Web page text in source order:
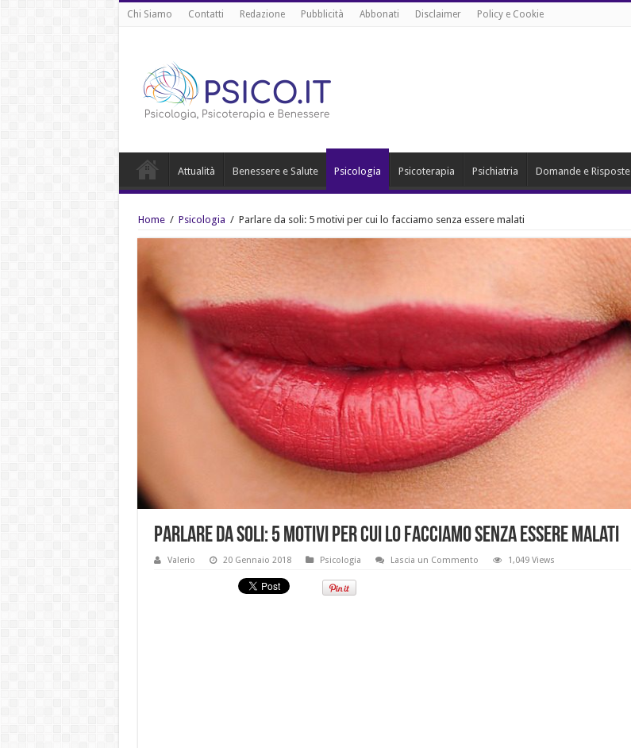
Chi Siamo Contatti Redazione Pubblicità Abbonati Disclaimer Policy e Cookie
Attualità Benessere e Salute Psicologia Psicoterapia Psichiatria Domande e Risposte
Home / Psicologia / Parlare da soli: 5 motivi per cui lo facciamo senza essere malati
Parlare da soli: 5 motivi per cui lo facciamo senza essere malati
Valerio 20 Gennaio 2018 Psicologia Lascia un Commento 1,049 Views